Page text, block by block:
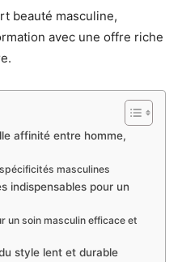
beauté masculine,
avec une offre riche
affinité entre homme,
masculines
indispensables pour un
un soin masculin efficace et
style lent et durable